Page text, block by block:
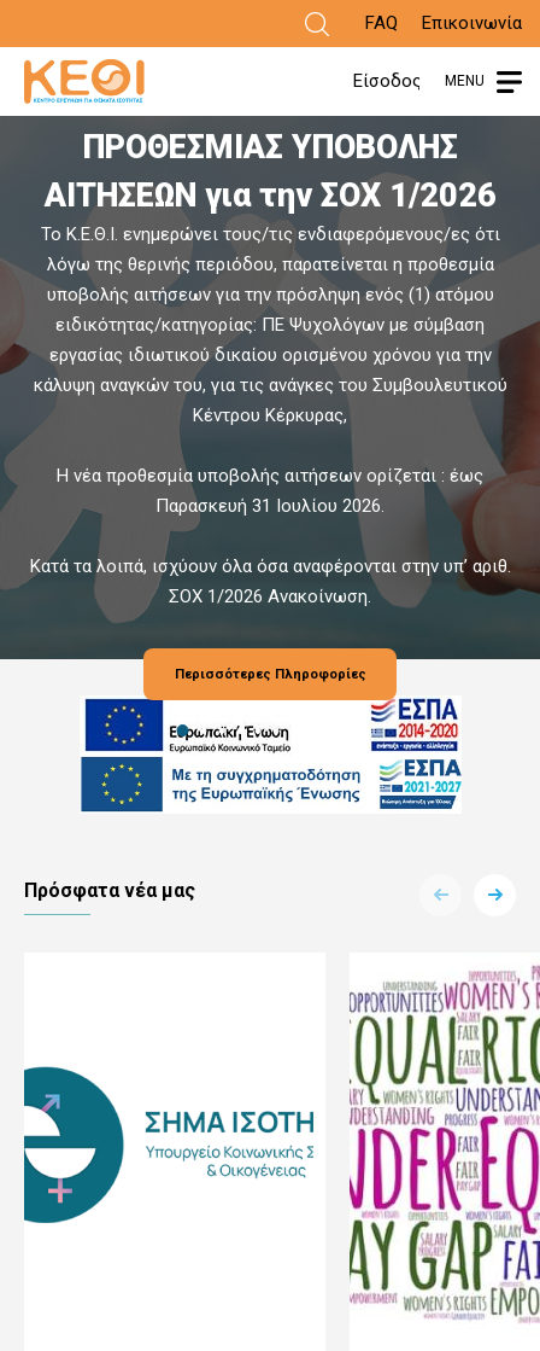
προς
το
περιεχόμενο
FAQ Επικοινωνία
Είσοδος MENU
ΑΝΑΚΟΙΝΩΣΗ ΠΑΡΑΤΑΣΗΣ
ΠΡΟΘΕΣΜΙΑΣ ΥΠΟΒΟΛΗΣ
ΑΙΤΗΣΕΩΝ για την ΣΟΧ 1/2026
Το Κ.Ε.Θ.Ι. ενημερώνει τους/τις ενδιαφερόμενους/ες ότι
λόγω της θερινής περιόδου, παρατείνεται η προθεσμία
υποβολής αιτήσεων για την πρόσληψη ενός (1) ατόμου
ειδικότητας/κατηγορίας: ΠΕ Ψυχολόγων με σύμβαση
εργασίας ιδιωτικού δικαίου ορισμένου χρόνου για την
κάλυψη αναγκών του, για τις ανάγκες του Συμβουλευτικού
Κέντρου Κέρκυρας,
Η νέα προθεσμία υποβολής αιτήσεων ορίζεται : έως
Παρασκευή 31 Ιουλίου 2026.
Κατά τα λοιπά, ισχύουν όλα όσα αναφέρονται στην υπ’ αριθ.
ΣΟΧ 1/2026 Ανακοίνωση.
Περισσότερες Πληροφορίες
Πρόσφατα νέα μας